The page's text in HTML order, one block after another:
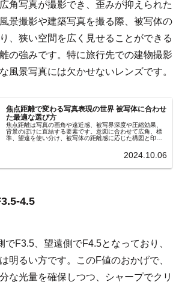
角写真が撮影でき、歪みが抑えられた
景撮影や建築写真を撮る際、被写体の
、狭い空間を広く見せることができる
の強みです。特に旅行先での建物撮影
風景写真には欠かせないレンズです。
焦点距離で変わる写真表現の世界 被写体に合わせ
た最適な選び方
焦点距離は写真の画角や遠近感、被写界深度や圧縮効果、
背景のぼけに直結する要素です。意図に合わせて広角、標
準、望遠を使い分け、被写体の距離感に応じた構図と印象
2024.10.06
4.5
でF3.5、望遠側でF4.5となっており、
明るい方です。このF値のおかげで、
な光量を確保しつつ、シャープでクリ